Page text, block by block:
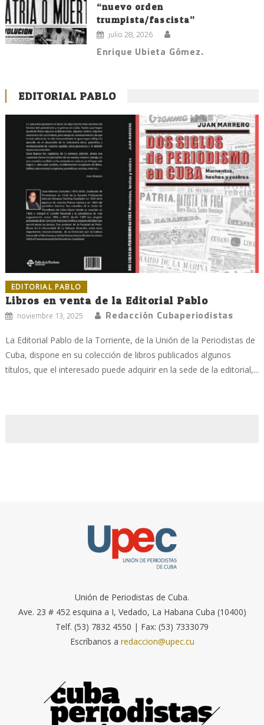
“nuevo orden
trumpista/fascista”
julio 28, 2026
Enrique Ubieta Gómez.
EDITORIAL PABLO
EDITORIAL PABLO
Libros en venta de la Editorial Pablo
noviembre 13, 2025 Redacción Cubaperiodistas
La Editorial Pablo de la Torriente, de la Unión de la Periodistas de
Cuba, dispone en su colección de libros publicados algunos
títulos, que el interesado puede adquirir en la sede de la editorial,...
Unión de Periodistas de Cuba.
Ave. 23 # 452 esquina a I, Vedado, La Habana Cuba (10400)
Telf. (53) 7832 4550 | Fax: (53) 7333079
Escríbanos a redaccion@upec.cu